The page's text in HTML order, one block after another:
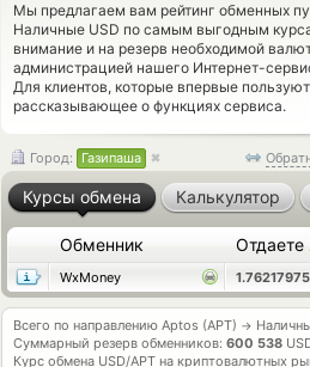
Мы предлагаем вам рейтинг обменных
Наличные USD по самым выгодным
внимание и на резерв необходимой
администрацией нашего Интернет-
Для клиентов, которые впервые
рассказывающее о функциях сервиса.
Город: Газипаша
Курсы обмена Калькулятор
Обменник Отдаете
WxMoney 1.76217975
Всего по направлению Aptos (APT) →
Суммарный резерв обменников: 600 538
Курс обмена USD/APT на криптовалютных